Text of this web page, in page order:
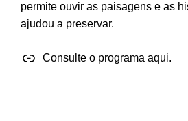
permite ouvir as paisagens e as
ajudou a preservar.
Consulte o programa aqui.